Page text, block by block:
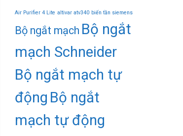
Air Purifier 4 Lite altivar atv340 biến tần siemens
Bộ ngắt mạch Bộ ngắt
mạch Schneider
Bộ ngắt mạch tự
động Bộ ngắt
mạch tự động